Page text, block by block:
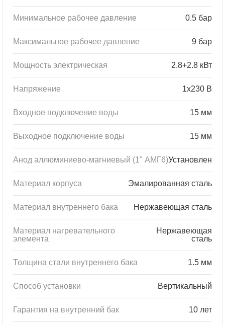
Минимальное рабочее давление 0.5 бар
Максимальное рабочее давление 9 бар
Мощность электрическая 2.8+2.8 кВт
Напряжение 1x230 В
Входное подключение воды 15 мм
Выходное подключение воды 15 мм
Анод аллюминиево-магниевый (1" АМГ6)Установлен
Материал корпуса Эмалированная сталь
Материал внутреннего бака Нержавеющая сталь
Материал нагревательного
элемента
Нержавеющая
сталь
Толщина стали внутреннего бака 1.5 мм
Способ установки Вертикальный
Гарантия на внутренний бак 10 лет